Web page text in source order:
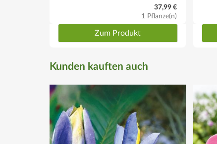
37,99 €
1 Pflanze(n)
Zum Produkt
Kunden kauften auch